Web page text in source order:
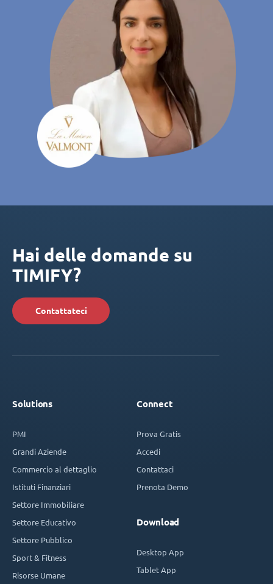
Hai delle domande su
TIMIFY?
Contattateci
Solutions
PMI
Grandi Aziende
Commercio al dettaglio
Istituti Finanziari
Settore Immobiliare
Settore Educativo
Settore Pubblico
Sport & Fitness
Risorse Umane
Connect
Prova Gratis
Accedi
Contattaci
Prenota Demo
Download
Desktop App
Tablet App